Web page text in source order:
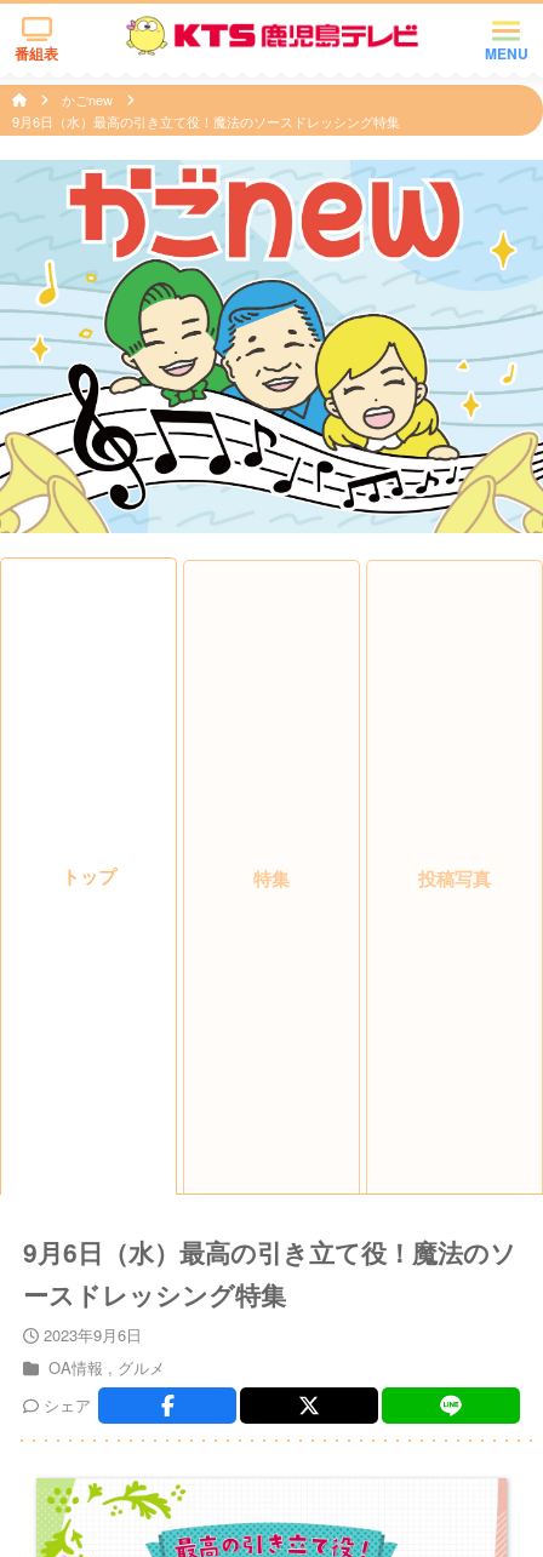
MENU
番組表
かごnew
9月6日（水）最高の引き立て役！魔法のソースドレッシング特集
トップ 特集 投稿写真
9月6日（水）最高の引き立て役！魔法のソ
ースドレッシング特集
2023年9月6日
OA情報
グルメ
シェア